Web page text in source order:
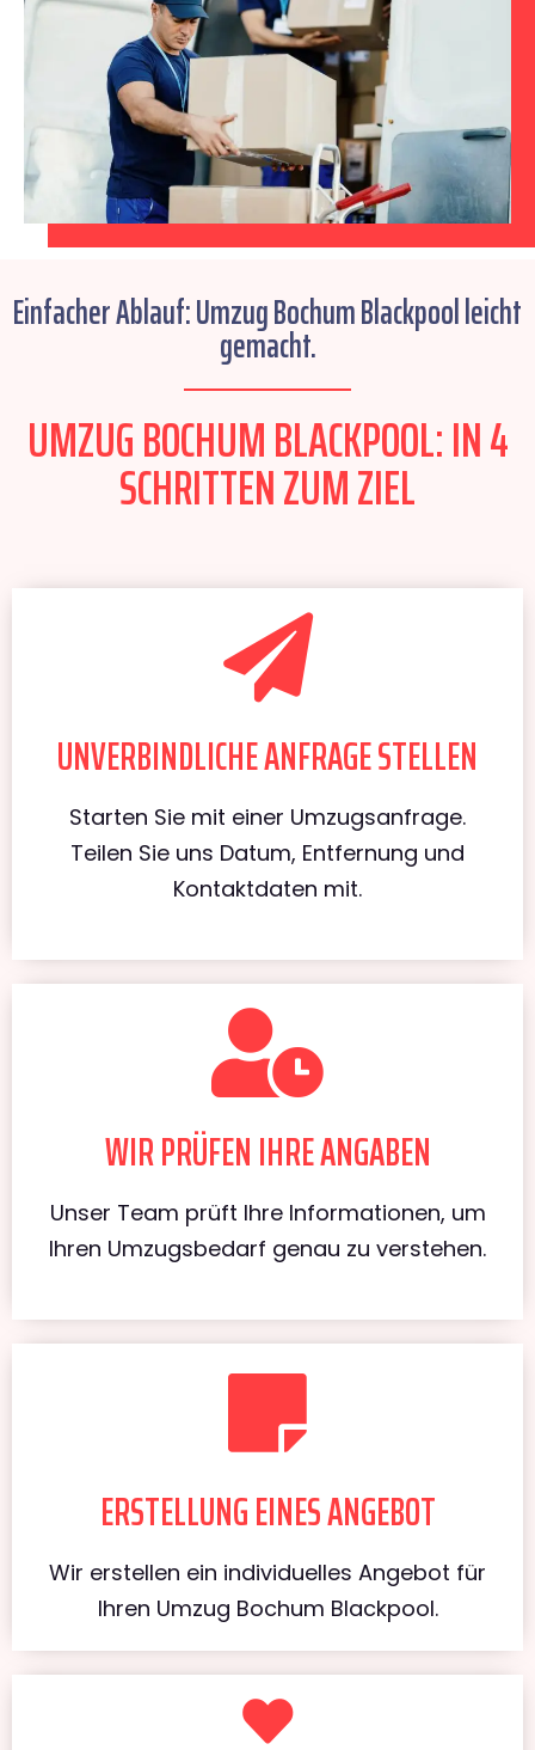
Einfacher Ablauf: Umzug Bochum Blackpool leicht
gemacht.
UMZUG BOCHUM BLACKPOOL: IN 4
SCHRITTEN ZUM ZIEL
UNVERBINDLICHE ANFRAGE STELLEN
Starten Sie mit einer Umzugsanfrage.
Teilen Sie uns Datum, Entfernung und
Kontaktdaten mit.
WIR PRÜFEN IHRE ANGABEN
Unser Team prüft Ihre Informationen, um
Ihren Umzugsbedarf genau zu verstehen.
ERSTELLUNG EINES ANGEBOT
Wir erstellen ein individuelles Angebot für
Ihren Umzug Bochum Blackpool.